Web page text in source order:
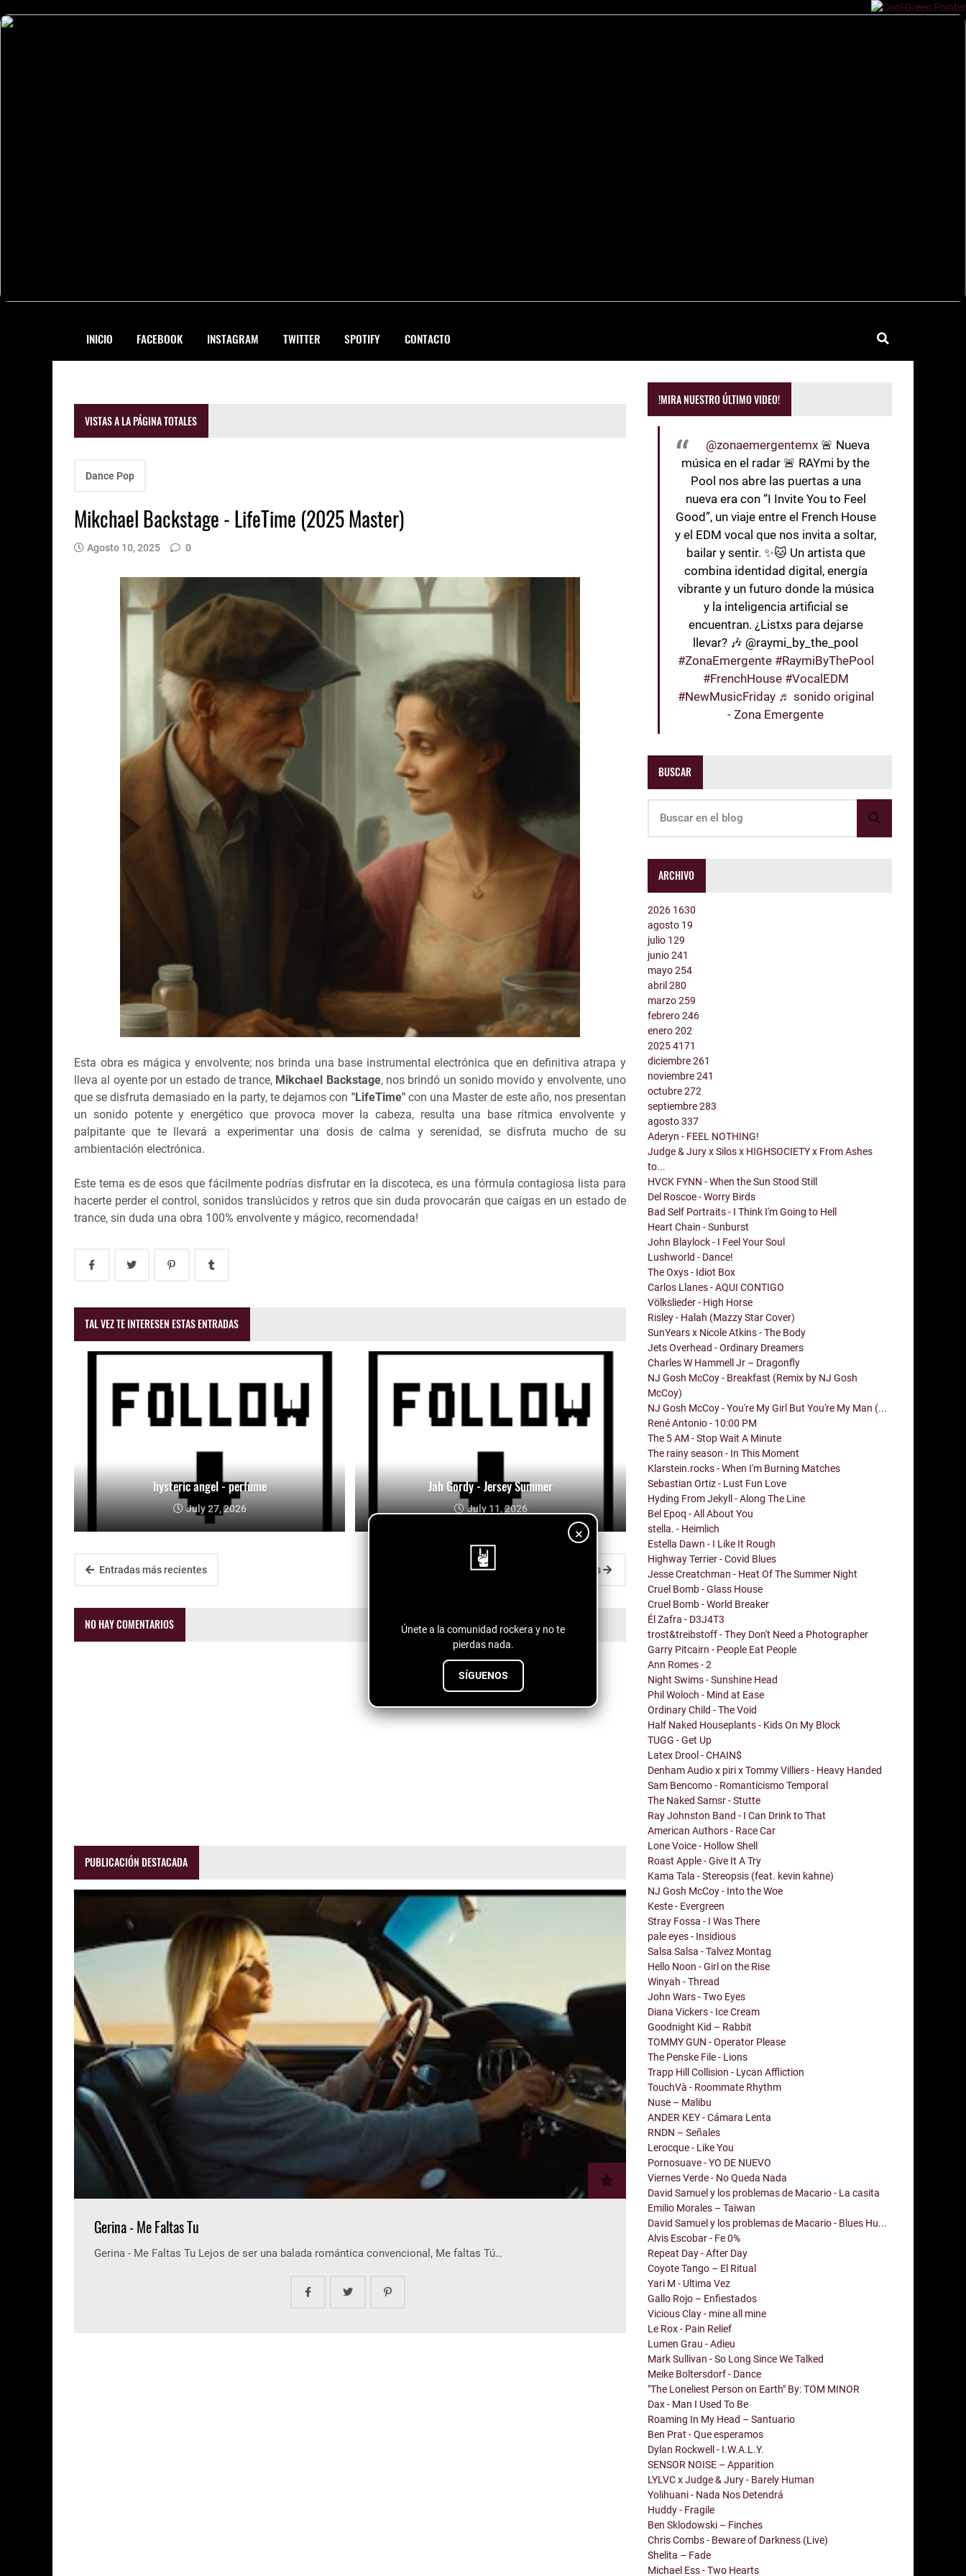
INICIO FACEBOOK INSTAGRAM TWITTER SPOTIFY CONTACTO
×
Únete a la comunidad rockera y no te
pierdas nada.
SÍGUENOS
VISTAS A LA PÁGINA TOTALES
Dance Pop
Mikchael Backstage - LifeTime (2025 Master)
Agosto 10, 2025 0
Esta obra es mágica y envolvente; nos brinda una base instrumental electrónica que en definitiva atrapa y
lleva al oyente por un estado de trance, Mikchael Backstage, nos brindó un sonido movido y envolvente, uno
que se disfruta demasiado en la party, te dejamos con "LifeTime" con una Master de este año, nos presentan
un sonido potente y energético que provoca mover la cabeza, resulta una base rítmica envolvente y
palpitante que te llevará a experimentar una dosis de calma y serenidad, se disfruta mucho de su
ambientación electrónica.
Este tema es de esos que fácilmente podrías disfrutar en la discoteca, es una fórmula contagiosa lista para
hacerte perder el control, sonidos translúcidos y retros que sin duda provocarán que caigas en un estado de
trance, sin duda una obra 100% envolvente y mágico, recomendada!
TAL VEZ TE INTERESEN ESTAS ENTRADAS
hysteric angel - perfume
July 27, 2026
Jah Gordy - Jersey Summer
July 11, 2026
Entradas más recientes Entradas antiguas
NO HAY COMENTARIOS
PUBLICACIÓN DESTACADA
Gerina - Me Faltas Tu
Gerina - Me Faltas Tu Lejos de ser una balada romántica convencional, Me faltas Tú…
!MIRA NUESTRO ÚLTIMO VIDEO!
@zonaemergentemx 🚨 Nueva
música en el radar 🚨 RAYmi by the
Pool nos abre las puertas a una
nueva era con “I Invite You to Feel
Good”, un viaje entre el French House
y el EDM vocal que nos invita a soltar,
bailar y sentir. ✨🐱 Un artista que
combina identidad digital, energía
vibrante y un futuro donde la música
y la inteligencia artificial se
encuentran. ¿Listxs para dejarse
llevar? 🎶 @raymi_by_the_pool
#ZonaEmergente #RaymiByThePool
#FrenchHouse #VocalEDM
#NewMusicFriday ♬ sonido original
- Zona Emergente
BUSCAR
ARCHIVO
2026 1630
agosto 19
julio 129
junio241
mayo254
abril280
marzo259
febrero246
enero202
20254171
diciembre261
noviembre241
octubre272
septiembre283
agosto337
Aderyn - FEEL NOTHING!
Judge & Jury x Silos x HIGHSOCIETY x From Ashes
to...
HVCK FYNN - When the Sun Stood Still
Del Roscoe - Worry Birds
Bad Self Portraits - I Think I'm Going to Hell
Heart Chain - Sunburst
John Blaylock - I Feel Your Soul
Lushworld - Dance!
The Oxys - Idiot Box
Carlos Llanes - AQUI CONTIGO
Völkslieder - High Horse
Risley - Halah (Mazzy Star Cover)
SunYears x Nicole Atkins - The Body
Jets Overhead - Ordinary Dreamers
Charles W Hammell Jr – Dragonfly
NJ Gosh McCoy - Breakfast (Remix by NJ Gosh
McCoy)
NJ Gosh McCoy - You're My Girl But You're My Man (...
René Antonio - 10:00 PM
The 5 AM - Stop Wait A Minute
The rainy season - In This Moment
Klarstein.rocks - When I'm Burning Matches
Sebastian Ortiz - Lust Fun Love
Hyding From Jekyll - Along The Line
Bel Epoq - All About You
stella. - Heimlich
Estella Dawn - I Like It Rough
Highway Terrier - Covid Blues
Jesse Creatchman - Heat Of The Summer Night
Cruel Bomb - Glass House
Cruel Bomb - World Breaker
Él Zafra - D3J4T3
trost&treibstoff - They Don't Need a Photographer
Garry Pitcairn - People Eat People
Ann Romes - 2
Night Swims - Sunshine Head
Phil Woloch - Mind at Ease
Ordinary Child - The Void
Half Naked Houseplants - Kids On My Block
TUGG - Get Up
Latex Drool - CHAIN$
Denham Audio x piri x Tommy Villiers - Heavy Handed
Sam Bencomo - Romanticismo Temporal
The Naked Samsr - Stutte
Ray Johnston Band - I Can Drink to That
American Authors - Race Car
Lone Voice - Hollow Shell
Roast Apple - Give It A Try
Kama Tala - Stereopsis (feat. kevin kahne)
NJ Gosh McCoy - Into the Woe
Keste - Evergreen
Stray Fossa - I Was There
pale eyes - Insidious
Salsa Salsa - Talvez Montag
Hello Noon - Girl on the Rise
Winyah - Thread
John Wars - Two Eyes
Diana Vickers - Ice Cream
Goodnight Kid – Rabbit
TOMMY GUN - Operator Please
The Penske File - Lions
Trapp Hill Collision - Lycan Affliction
TouchVà - Roommate Rhythm
Nuse – Malibu
ANDER KEY - Cámara Lenta
RNDN – Señales
Lerocque - Like You
Pornosuave - YO DE NUEVO
Viernes Verde - No Queda Nada
David Samuel y los problemas de Macario - La casita
Emilio Morales – Taiwan
David Samuel y los problemas de Macario - Blues Hu...
Alvis Escobar - Fe 0%
Repeat Day - After Day
Coyote Tango – El Ritual
Yari M - Ultima Vez
Gallo Rojo – Enfiestados
Vicious Clay - mine all mine
Le Rox - Pain Relief
Lumen Grau - Adieu
Mark Sullivan - So Long Since We Talked
Meike Boltersdorf - Dance
"The Loneliest Person on Earth" By: TOM MINOR
Dax - Man I Used To Be
Roaming In My Head – Santuario
Ben Prat - Que esperamos
Dylan Rockwell - I.W.A.L.Y.
SENSOR NOISE – Apparition
LYLVC x Judge & Jury - Barely Human
Yolihuani - Nada Nos Detendrá
Huddy - Fragile
Ben Sklodowski – Finches
Chris Combs - Beware of Darkness (Live)
Shelita – Fade
Michael Ess - Two Hearts